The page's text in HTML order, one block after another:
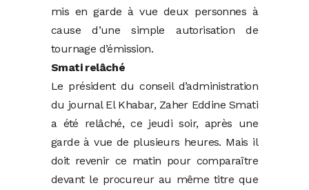
mis en garde à vue deux personnes à
cause d’une simple autorisation de
tournage d’émission.
Smati relâché
Le président du conseil d’administration
du journal El Khabar, Zaher Eddine Smati
a été relâché, ce jeudi soir, après une
garde à vue de plusieurs heures. Mais il
doit revenir ce matin pour comparaître
devant le procureur au même titre que